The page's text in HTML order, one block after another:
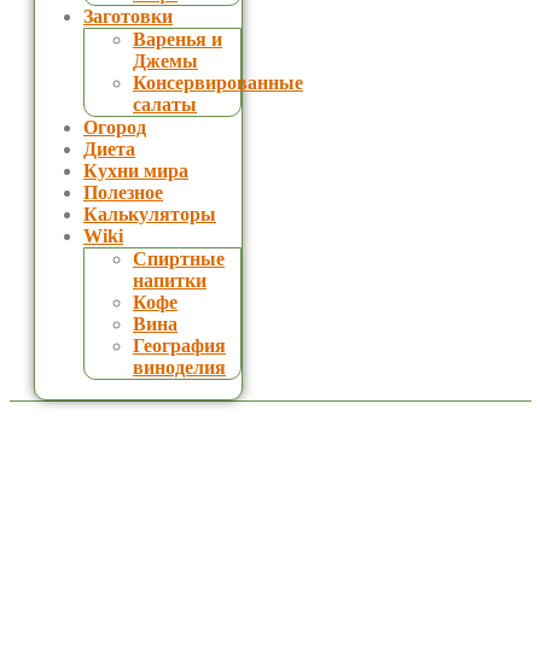
Заготовки
Варенья и
Джемы
Консервированные
салаты
Огород
Диета
Кухни мира
Полезное
Калькуляторы
Wiki
Спиртные
напитки
Кофе
Вина
География
виноделия